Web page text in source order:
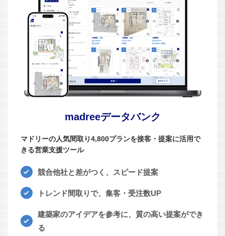
madreeデータバンク
マドリーの人気間取り4,800プランを接客・提案に活用で
きる営業支援ツール
競合他社と差がつく、スピード提案
トレンド間取りで、集客・受注数UP
建築家のアイデアを参考に、質の高い提案ができ
る